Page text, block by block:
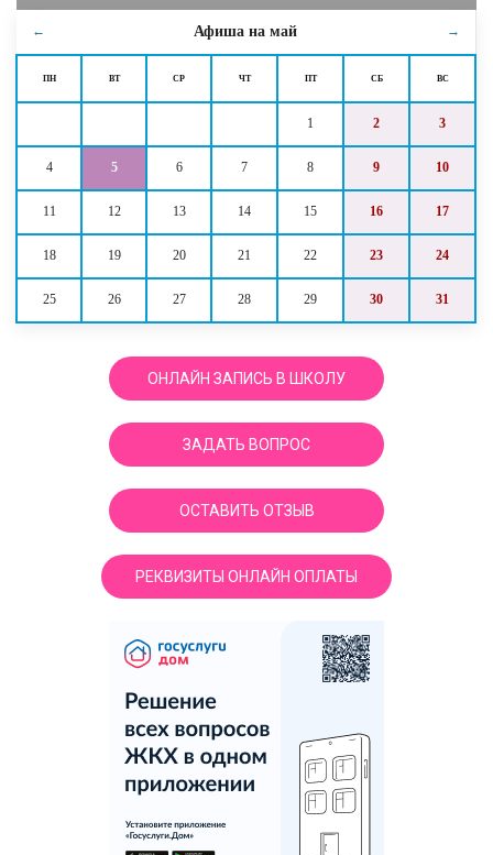
← Афиша на май →
ПН ВТ СР ЧТ ПТ СБ ВС
1 2 3
4 5 6 7 8 9 10
11 12 13 14 15 16 17
18 19 20 21 22 23 24
25 26 27 28 29 30 31
ОНЛАЙН ЗАПИСЬ В ШКОЛУ
ЗАДАТЬ ВОПРОС
ОСТАВИТЬ ОТЗЫВ
РЕКВИЗИТЫ ОНЛАЙН ОПЛАТЫ